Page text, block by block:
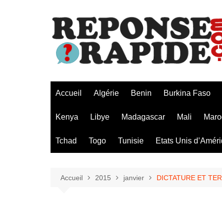
Accueil Algérie Benin Burkina Faso
Kenya Libye Madagascar Mali
Tchad Togo Tunisie Etats Unis
Accueil 2015 janvier DICTATURE ET